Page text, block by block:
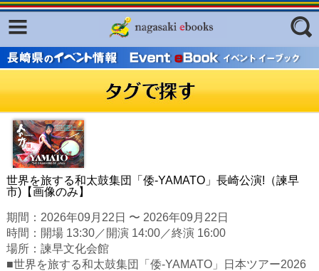
フリーワード
世界を旅する和太鼓集団「倭-YAMATO」長崎公演!（諫早
市)【画像のみ】
期間：2026年09月22日 〜 2026年09月22日
時間：開場 13:30／開演 14:00／終演 16:00
場所：諫早文化会館
■世界を旅する和太鼓集団「倭-YAMATO」日本ツアー2026
Facebook
ふくいろキラリプロジェクト
東京観光デジタルパンフレットギャ
ラリー（TOKYO Brochures）
復興応援企画
はじめてご利用される方へ
コンテンツ
広報誌ナビ
明治日本の産業革命遺産
長崎と天草地方の潜伏キリシタン
関連遺産